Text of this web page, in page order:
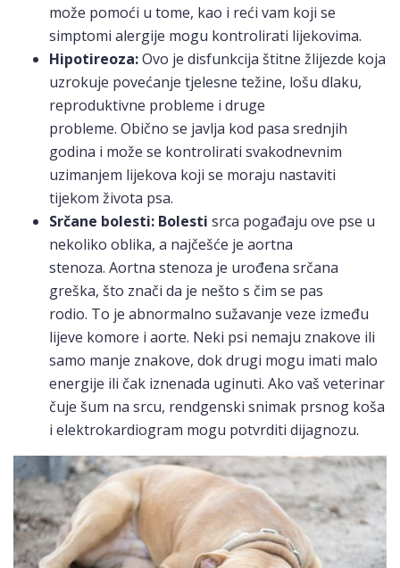
može pomoći u tome, kao i reći vam koji se
simptomi alergije mogu kontrolirati lijekovima.
Hipotireoza:Ovo je disfunkcija štitne žlijezde koja
uzrokuje povećanje tjelesne težine, lošu dlaku,
reproduktivne probleme i druge
probleme. Obično se javlja kod pasa srednjih
godina i može se kontrolirati svakodnevnim
uzimanjem lijekova koji se moraju nastaviti
tijekom života psa.
Srčane bolesti: Bolesti srca pogađaju ove pse u
nekoliko oblika, a najčešće je aortna
stenoza. Aortna stenoza je urođena srčana
greška, što znači da je nešto s čim se pas
rodio. To je abnormalno sužavanje veze između
lijeve komore i aorte. Neki psi nemaju znakove ili
samo manje znakove, dok drugi mogu imati malo
energije ili čak iznenada uginuti. Ako vaš veterinar
čuje šum na srcu, rendgenski snimak prsnog koša
i elektrokardiogram mogu potvrditi dijagnozu.